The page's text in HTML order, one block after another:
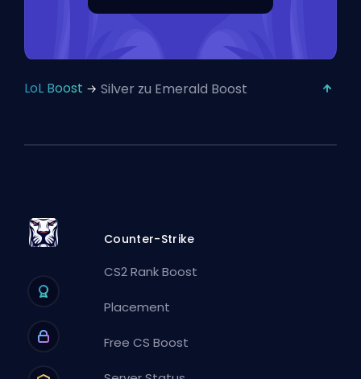
LoL Boost Silver zu Emerald Boost
Counter-Strike
CS2 Rank Boost
Placement
Free CS Boost